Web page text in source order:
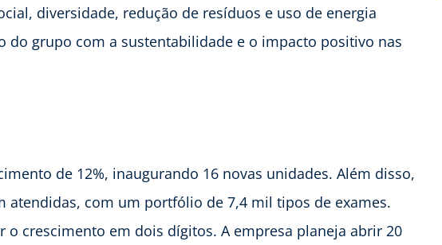
diversidade, redução de resíduos e uso de energia
grupo com a sustentabilidade e o impacto positivo nas
de 12%, inaugurando 16 novas unidades. Além disso,
atendidas, com um portfólio de 7,4 mil tipos de exames.
o crescimento em dois dígitos. A empresa planeja abrir 20